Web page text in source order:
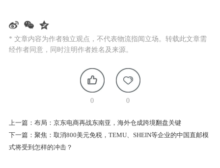
* 文章内容为作者独立观点，不代表物流指闻立场。转载此文章需
经作者同意，同时注明作者姓名及来源。
0 0
上一篇： 布局：京东电商再战东南亚，海外仓成跨境翻盘关键
下一篇： 聚焦：取消800美元免税，TEMU、SHEIN等企业的中国直邮模
式将受到怎样的冲击？